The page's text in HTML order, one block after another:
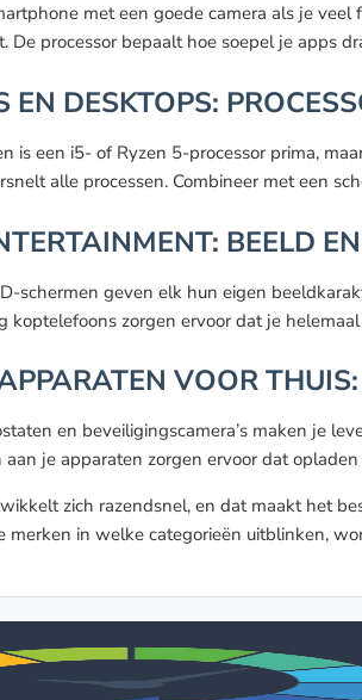
met een goede camera als je
De processor bepaalt hoe soepel je apps
EN DESKTOPS:
is een i5- of Ryzen 5-processor prima,
alle processen. Combineer met een
BEELD
schermen geven elk hun eigen
koptelefoons zorgen ervoor dat je
VOOR
en beveiligingscamera’s maken je
aan je apparaten zorgen ervoor dat
zich razendsnel, en dat maakt het
merken in welke categorieën uitblinken,